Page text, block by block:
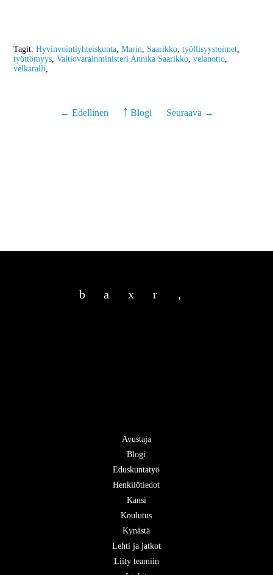
Tagit:Hyvinvointiyhteiskunta,Marin, Saarikko,työllisyystoimet,
työttömyys,Valtiovarainministeri Annika Saarikko,velanotto,
velkaralli,
← Edellinen ￪ Blogi Seuraava →
b a x r ,
Avustaja
Blogi
Eduskuntatyö
Henkilötiedot
Kansi
Koulutus
Kynästä
Lehti ja jatkot
Liity teamiin